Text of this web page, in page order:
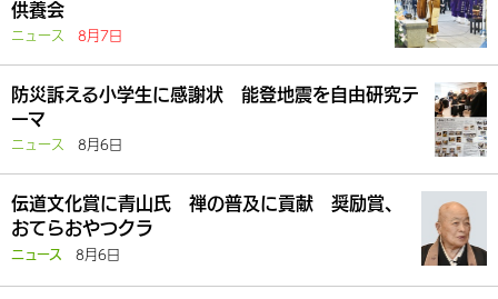
供養会
ニュース 8月7日
防災訴える小学生に感謝状 能登地震を自由研究テ
ーマ
ニュース 8月6日
伝道文化賞に青山氏 禅の普及に貢献 奨励賞、
おてらおやつクラ
ニュース 8月6日